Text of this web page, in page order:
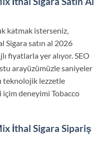
katmak isterseniz,
satın al 2026
fiyatlarla yer alıyor. SEO
arayüzümüzle saniyeler
teknolojik lezzetle
içim deneyimi Tobacco
İthal Sigara Sipariş